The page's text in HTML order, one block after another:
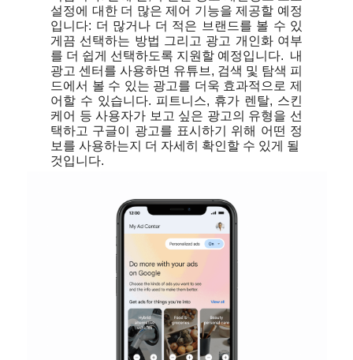
설정에 대한 더 많은 제어 기능을 제공할 예정
입니다: 더 많거나 더 적은 브랜드를 볼 수 있
게끔 선택하는 방법 그리고 광고 개인화 여부
를 더 쉽게 선택하도록 지원할 예정입니다.  내
광고 센터를 사용하면 유튜브, 검색 및 탐색 피
드에서 볼 수 있는 광고를 더욱 효과적으로 제
어할 수 있습니다. 피트니스, 휴가 렌탈, 스킨
케어 등 사용자가 보고 싶은 광고의 유형을 선
택하고 구글이 광고를 표시하기 위해 어떤 정
보를 사용하는지 더 자세히 확인할 수 있게 될
것입니다.